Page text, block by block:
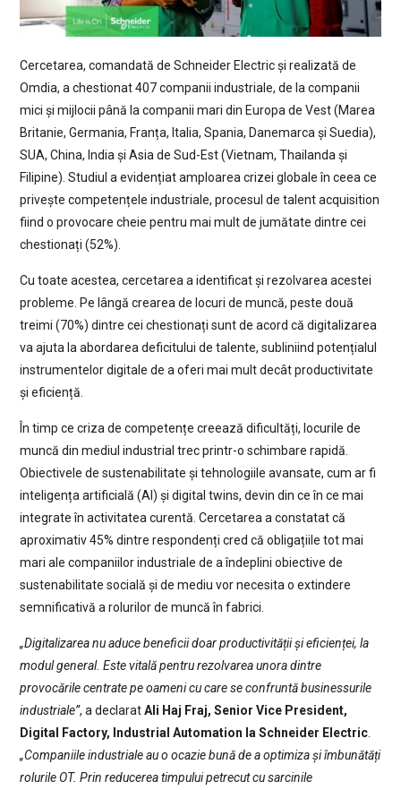
Cercetarea, comandată de Schneider Electric și realizată de
Omdia, a chestionat 407 companii industriale, de la companii
mici și mijlocii până la companii mari din Europa de Vest (Marea
Britanie, Germania, Franța, Italia, Spania, Danemarca și Suedia),
SUA, China, India și Asia de Sud-Est (Vietnam, Thailanda și
Filipine). Studiul a evidențiat amploarea crizei globale în ceea ce
privește competențele industriale, procesul de talent acquisition
fiind o provocare cheie pentru mai mult de jumătate dintre cei
chestionați (52%).
Cu toate acestea, cercetarea a identificat și rezolvarea acestei
probleme. Pe lângă crearea de locuri de muncă, peste două
treimi (70%) dintre cei chestionați sunt de acord că digitalizarea
va ajuta la abordarea deficitului de talente, subliniind potențialul
instrumentelor digitale de a oferi mai mult decât productivitate
și eficiență.
În timp ce criza de competențe creează dificultăți, locurile de
muncă din mediul industrial trec printr-o schimbare rapidă.
Obiectivele de sustenabilitate și tehnologiile avansate, cum ar fi
inteligența artificială (AI) și digital twins, devin din ce în ce mai
integrate în activitatea curentă. Cercetarea a constatat că
aproximativ 45% dintre respondenți cred că obligațiile tot mai
mari ale companiilor industriale de a îndeplini obiective de
sustenabilitate socială și de mediu vor necesita o extindere
semnificativă a rolurilor de muncă în fabrici.
„Digitalizarea nu aduce beneficii doar productivității și eficienței, la
modul general. Este vitală pentru rezolvarea unora dintre
provocările centrate pe oameni cu care se confruntă businessurile
industriale”, a declaratAli Haj Fraj, Senior Vice President,
Digital Factory, Industrial Automation la Schneider Electric.
„Companiile industriale au o ocazie bună de a optimiza și îmbunătăți
rolurile OT. Prin reducerea timpului petrecut cu sarcinile